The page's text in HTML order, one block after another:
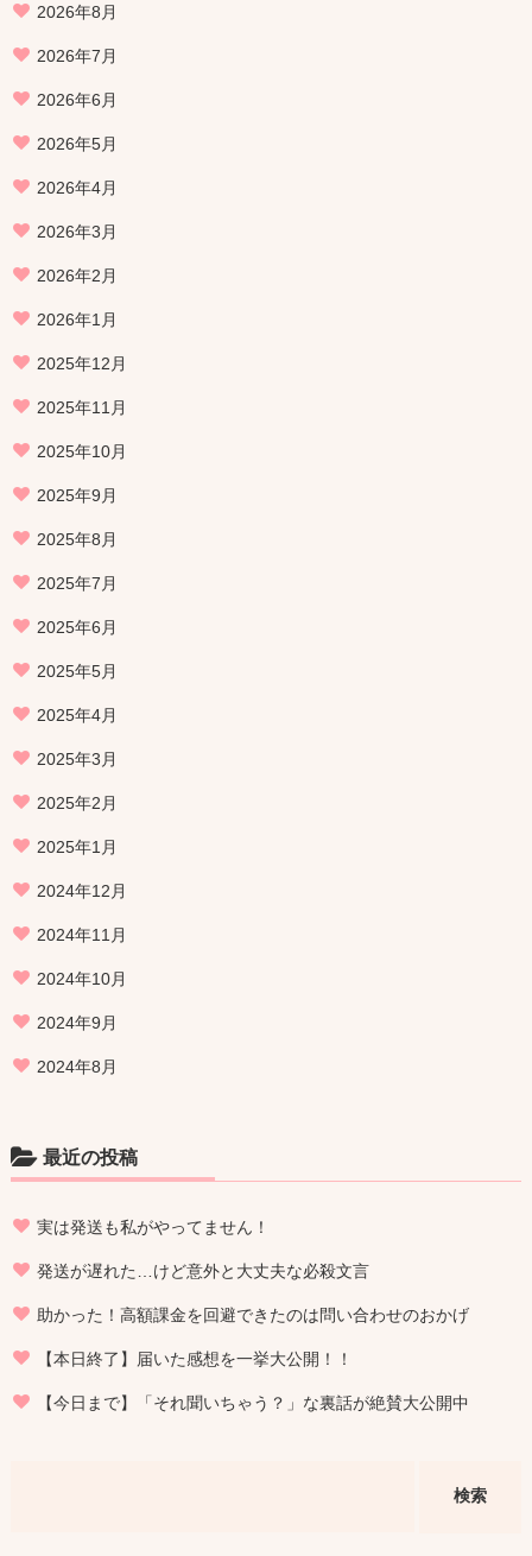
2026年8月
2026年7月
2026年6月
2026年5月
2026年4月
2026年3月
2026年2月
2026年1月
2025年12月
2025年11月
2025年10月
2025年9月
2025年8月
2025年7月
2025年6月
2025年5月
2025年4月
2025年3月
2025年2月
2025年1月
2024年12月
2024年11月
2024年10月
2024年9月
2024年8月
最近の投稿
実は発送も私がやってません！
発送が遅れた…けど意外と大丈夫な必殺文言
助かった！高額課金を回避できたのは問い合わせのおかげ
【本日終了】届いた感想を一挙大公開！！
【今日まで】「それ聞いちゃう？」な裏話が絶賛大公開中